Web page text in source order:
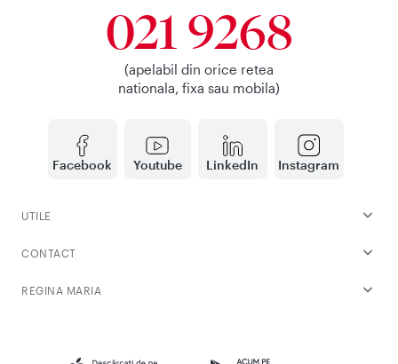
Facebook Youtube LinkedIn Instagram
021 9268
(apelabil din orice retea
nationala, fixa sau mobila)
UTILE
CONTACT
REGINA MARIA